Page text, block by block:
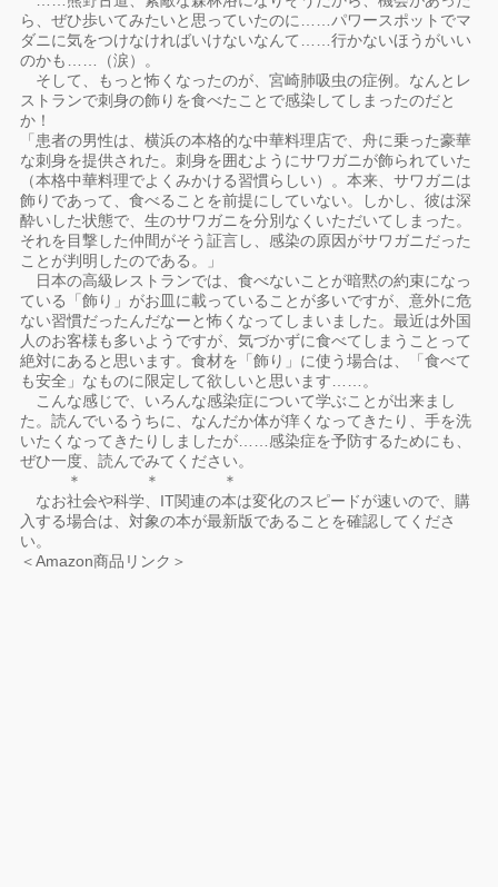
ら、ぜひ歩いてみたいと思っていたのに……パワースポットでマ
ダニに気をつけなければいけないなんて……行かないほうがいい
のかも……（涙）。
そして、もっと怖くなったのが、宮崎肺吸虫の症例。なんとレ
ストランで刺身の飾りを食べたことで感染してしまったのだと
か！
「患者の男性は、横浜の本格的な中華料理店で、舟に乗った豪華
な刺身を提供された。刺身を囲むようにサワガニが飾られていた
（本格中華料理でよくみかける習慣らしい）。本来、サワガニは
飾りであって、食べることを前提にしていない。しかし、彼は深
酔いした状態で、生のサワガニを分別なくいただいてしまった。
それを目撃した仲間がそう証言し、感染の原因がサワガニだった
ことが判明したのである。」
日本の高級レストランでは、食べないことが暗黙の約束になっ
ている「飾り」がお皿に載っていることが多いですが、意外に危
ない習慣だったんだなーと怖くなってしまいました。最近は外国
人のお客様も多いようですが、気づかずに食べてしまうことって
絶対にあると思います。食材を「飾り」に使う場合は、「食べて
も安全」なものに限定して欲しいと思います……。
こんな感じで、いろんな感染症について学ぶことが出来まし
た。読んでいるうちに、なんだか体が痒くなってきたり、手を洗
いたくなってきたりしましたが……感染症を予防するためにも、
ぜひ一度、読んでみてください。
＊ ＊ ＊
なお社会や科学、IT関連の本は変化のスピードが速いので、購
入する場合は、対象の本が最新版であることを確認してくださ
い。
＜Amazon商品リンク＞